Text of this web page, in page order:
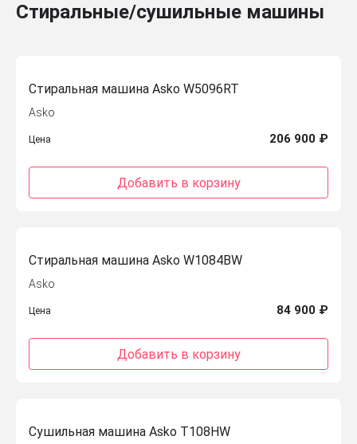
Стиральные/сушильные машины
Стиральная машина Asko W5096RT
Asko
Цена 206 900 ₽
Добавить в корзину
Стиральная машина Asko W1084BW
Asko
Цена 84 900 ₽
Добавить в корзину
Сушильная машина Asko T108HW